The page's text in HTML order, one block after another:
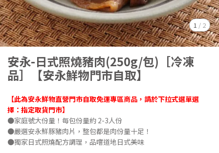
1 / 2
安永-日式照燒豬肉(250g/包)［冷凍
品］【安永鮮物門市自取】
【此為安永鮮物直營門市自取免運專區商品，請於下拉式選單選
擇：指定取貨門市】
●家庭號大份量！每包份量約 2-3人份
●嚴選安永鮮豚豬肉片，整包都是肉份量十足！
●獨家日式照燒配方調理，品嚐道地日式美味